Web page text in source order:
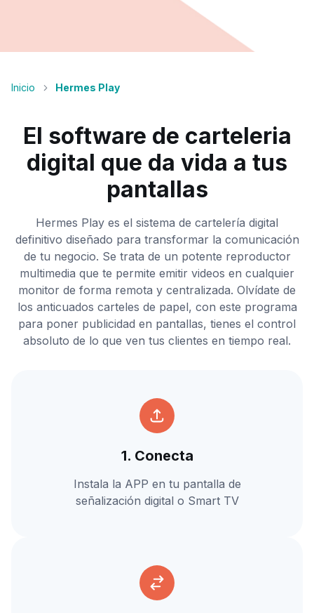
Inicio Hermes Play
El software de carteleria
digital que da vida a tus
pantallas
Hermes Play es el sistema de cartelería digital
definitivo diseñado para transformar la comunicación
de tu negocio. Se trata de un potente reproductor
multimedia que te permite emitir videos en cualquier
monitor de forma remota y centralizada. Olvídate de
los anticuados carteles de papel, con este programa
para poner publicidad en pantallas, tienes el control
absoluto de lo que ven tus clientes en tiempo real.
1. Conecta
Instala la APP en tu pantalla de
señalización digital o Smart TV